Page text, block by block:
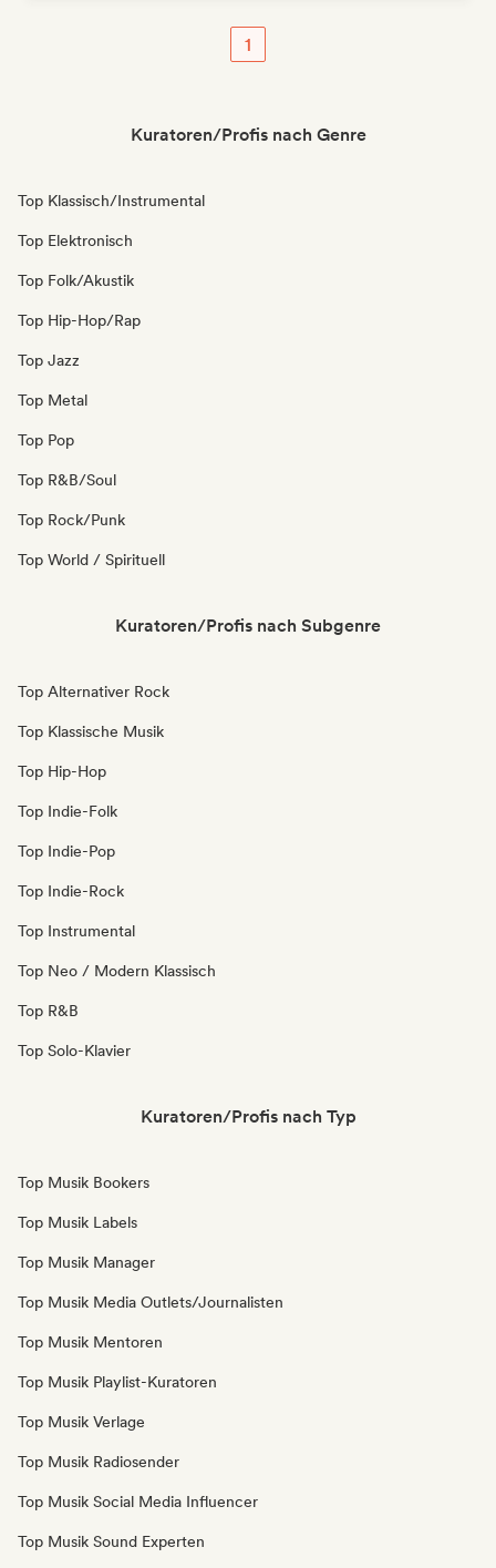
1
Kuratoren/Profis nach Genre
Top Klassisch/Instrumental
Top Elektronisch
Top Folk/Akustik
Top Hip-Hop/Rap
Top Jazz
Top Metal
Top Pop
Top R&B/Soul
Top Rock/Punk
Top World / Spirituell
Kuratoren/Profis nach Subgenre
Top Alternativer Rock
Top Klassische Musik
Top Hip-Hop
Top Indie-Folk
Top Indie-Pop
Top Indie-Rock
Top Instrumental
Top Neo / Modern Klassisch
Top R&B
Top Solo-Klavier
Kuratoren/Profis nach Typ
Top Musik Bookers
Top Musik Labels
Top Musik Manager
Top Musik Media Outlets/Journalisten
Top Musik Mentoren
Top Musik Playlist-Kuratoren
Top Musik Verlage
Top Musik Radiosender
Top Musik Social Media Influencer
Top Musik Sound Experten